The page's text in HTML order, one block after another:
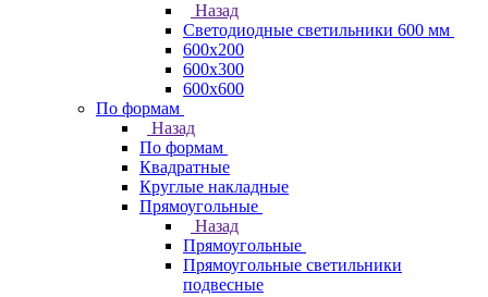
Назад
Светодиодные светильники 600 мм
600х200
600х300
600х600
По формам
Назад
По формам
Квадратные
Круглые накладные
Прямоугольные
Назад
Прямоугольные
Прямоугольные светильники
подвесные